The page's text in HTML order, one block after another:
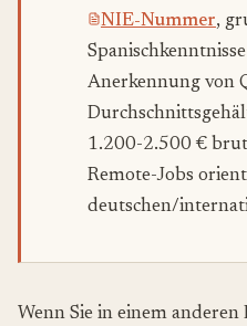
NIE-Nummer,
Anerkennung von
1.200-2.500 €
Remote-Jobs
deutschen/
Wenn Sie in einem